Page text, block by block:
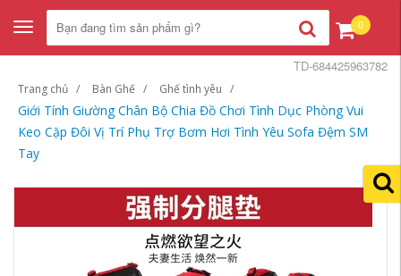
Toggle
navigation
0
Trang chủ Bàn Ghế Ghế tình yêu
Giới Tính Giường Chân Bộ Chia Đồ Chơi Tình Dục Phòng Vui
Keo Cặp Đôi Vị Trí Phụ Trợ Bơm Hơi Tình Yêu Sofa Đệm SM
Tay
TD-684425963782